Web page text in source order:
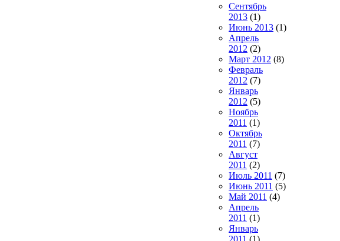
Сентябрь
2013 (1)
Июнь 2013 (1)
Апрель
2012 (2)
Март 2012 (8)
Февраль
2012 (7)
Январь
2012 (5)
Ноябрь
2011 (1)
Октябрь
2011 (7)
Август
2011 (2)
Июль 2011 (7)
Июнь 2011 (5)
Май 2011 (4)
Апрель
2011 (1)
Январь
2011 (1)